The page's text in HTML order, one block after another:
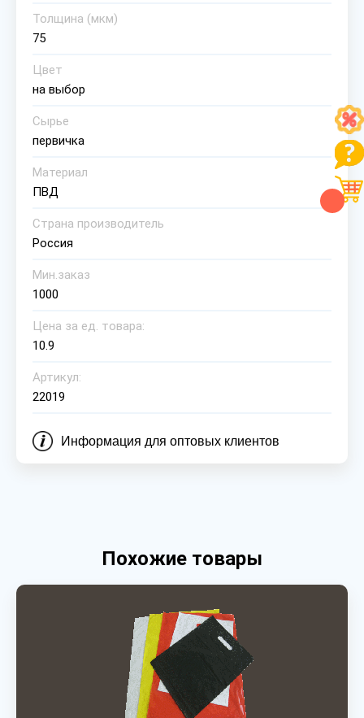
Толщина (мкм)
75
Цвет
на выбор
Сырье
первичка
Материал
ПВД
Страна производитель
Россия
Мин.заказ
1000
Цена за ед. товара:
10.9
Артикул:
22019
Информация для оптовых клиентов
Похожие товары